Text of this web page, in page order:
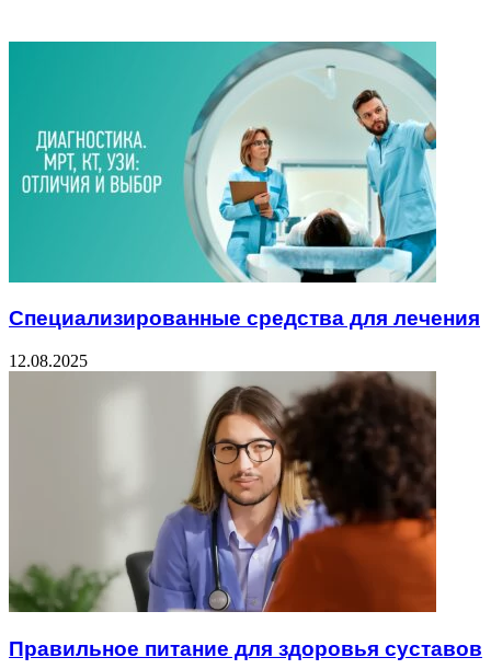
Специализированные средства для лечения
12.08.2025
Правильное питание для здоровья суставов